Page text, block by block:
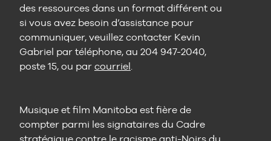
des ressources dans un format différent ou
si vous avez besoin d’assistance pour
communiquer, veuillez contacter Kevin
Gabriel par téléphone, au 204 947-2040,
poste 15, ou par courriel.
Musique et film Manitoba est fière de
compter parmi les signataires du Cadre